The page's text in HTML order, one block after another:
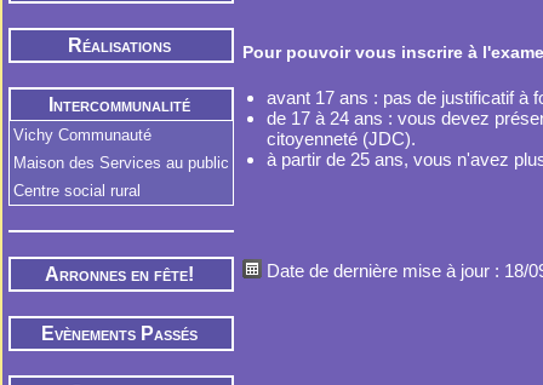
Réalisations
Intercommunalité
Vichy Communauté
Maison des Services au public
Centre social rural
Arronnes en fête!
Evènements Passés
Pour pouvoir vous inscrire à
avant 17 ans : pas de justificatif à
de 17 à 24 ans : vous devez
citoyenneté (JDC).
à partir de 25 ans, vous n'avez
Date de dernière mise à jour : 18/